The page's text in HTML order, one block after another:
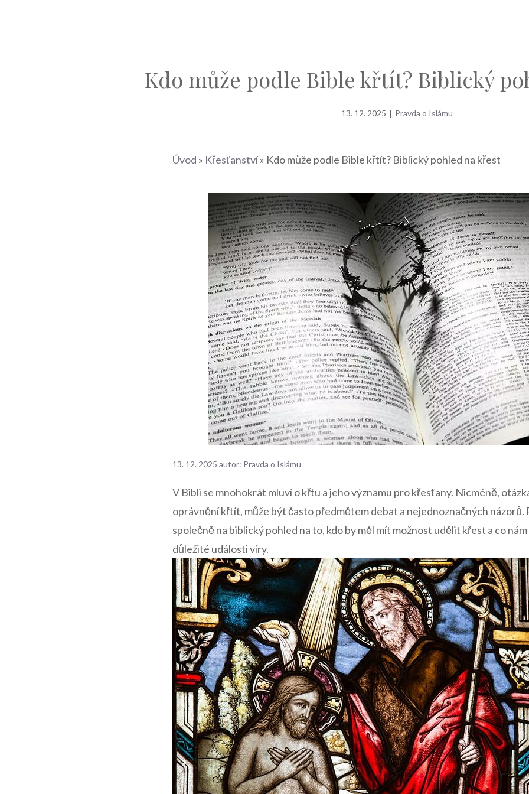
Kdo může podle Bible křtít? Biblický
13. 12. 2025 | Pravda o Islámu
Úvod » Křesťanství» Kdo může podle Bible křtít? Biblický pohled na křest
13. 12. 2025 autor: Pravda o Islámu
V Bibli se mnohokrát mluví o křtu a jeho významu pro křesťany. Nicméně,
oprávnění křtít, může být často předmětem debat a nejednoznačných názorů.
společně na biblický pohled na to, kdo by měl mít možnost udělit křest a co
důležité události víry.